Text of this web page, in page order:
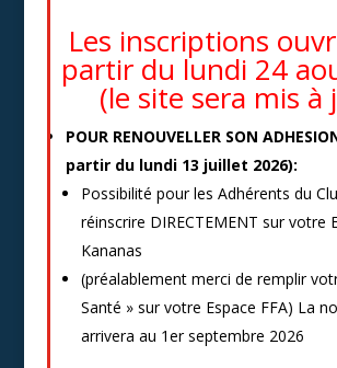
Les inscriptions
partir du lundi 24
(le site sera mis à
POUR RENOUVELLER SON
partir du lundi 13 juillet 2026):
Possibilité pour les Adhérents du
réinscrire DIRECTEMENT sur votre
Kananas
(préalablement merci de remplir
Santé » sur votre Espace FFA) La
arrivera au 1er septembre 2026